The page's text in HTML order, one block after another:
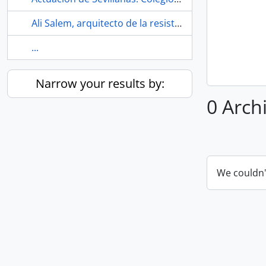
Ali Salem, arquitecto de la resistencia. 2009.
...
Narrow your results by:
0
We